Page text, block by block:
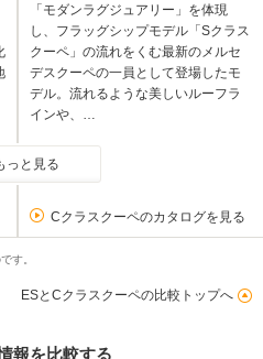
「モダンラグジュアリー」を体現
し、フラッグシップモデル「Sクラス
クーペ」の流れをくむ最新のメルセ
デスクーペの一員として登場したモ
デル。流れるような美しいルーフラ
インや、…
っと見る
Cクラスクーペのカタログを見る
す。
ESとCクラスクーペの比較トップへ
報を比較する